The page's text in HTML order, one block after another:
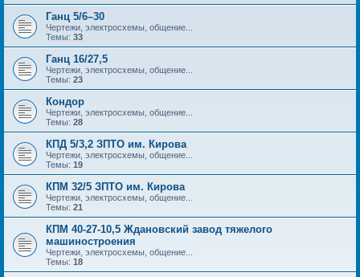
Ганц 5/6–30
Чертежи, электросхемы, общение...
Темы: 33
Ганц 16/27,5
Чертежи, электросхемы, общение...
Темы: 23
Кондор
Чертежи, электросхемы, общение...
Темы: 28
КПД 5/3,2 ЗПТО им. Кирова
Чертежи, электросхемы, общение...
Темы: 19
КПМ 32/5 ЗПТО им. Кирова
Чертежи, электросхемы, общение...
Темы: 21
КПМ 40-27-10,5 Ждановский завод тяжелого
машиностроения
Чертежи, электросхемы, общение...
Темы: 18